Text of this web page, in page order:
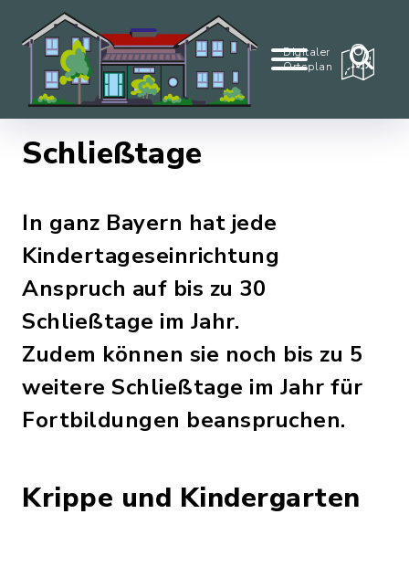
Digitaler
Ortsplan
Schließtage
In ganz Bayern hat jede
Kindertageseinrichtung
Anspruch auf bis zu 30
Schließtage im Jahr.
Zudem können sie noch bis zu 5
weitere Schließtage im Jahr für
Fortbildungen beanspruchen.
Krippe und Kindergarten